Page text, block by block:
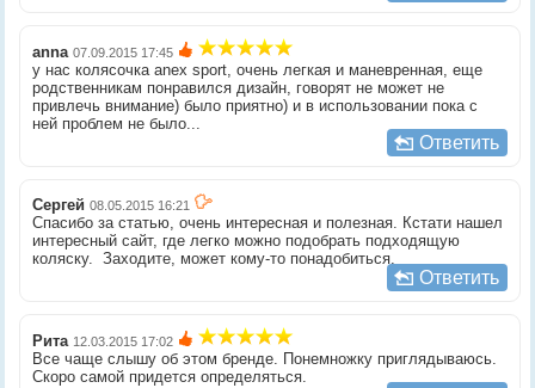
anna 07.09.2015 17:45
у нас колясочка anex sport, очень легкая и маневренная, еще
родственникам понравился дизайн, говорят не может не
привлечь внимание) было приятно) и в использовании пока с
ней проблем не было...
Ответить
Сергей 08.05.2015 16:21
Спасибо за статью, очень интересная и полезная. Кстати нашел
интересный сайт, где легко можно подобрать подходящую
коляску. Заходите, может кому-то понадобиться.
Ответить
Рита 12.03.2015 17:02
Все чаще слышу об этом бренде. Понемножку приглядываюсь.
Скоро самой придется определяться.